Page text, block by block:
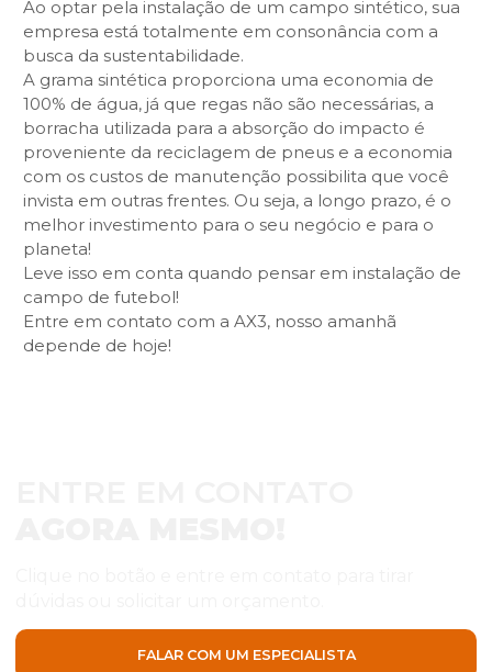
Ao optar pela instalação de um campo sintético, sua
empresa está totalmente em consonância com a
busca da sustentabilidade.
A grama sintética proporciona uma economia de
100% de água, já que regas não são necessárias, a
borracha utilizada para a absorção do impacto é
proveniente da reciclagem de pneus e a economia
com os custos de manutenção possibilita que você
invista em outras frentes. Ou seja, a longo prazo, é o
melhor investimento para o seu negócio e para o
planeta!
Leve isso em conta quando pensar em instalação de
campo de futebol!
Entre em contato com a AX3, nosso amanhã
depende de hoje!
FALAR COM UM ESPECIALISTA